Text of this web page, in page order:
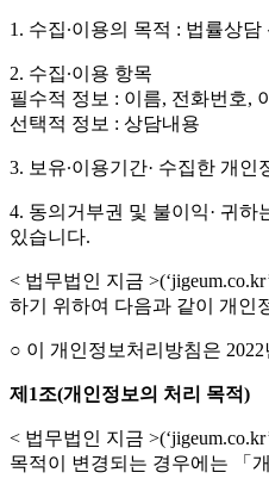
1. 수집∙이용의 목적 : 법률상담
2. 수집∙이용 항목
필수적 정보 : 이름, 전화번호,
선택적 정보 : 상담내용
3. 보유∙이용기간· 수집한 개
4. 동의거부권 및 불이익· 귀
있습니다.
< 법무법인 지금
하기 위하여 다음과 같이 개인
○ 이 개인정보처리방침은
제1조(개인정보의 처리 목적)
< 법무법인 지금
목적이 변경되는 경우에는 「